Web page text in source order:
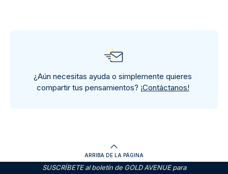
¿Aún necesitas ayuda o simplemente quieres
compartir tus pensamientos? ¡Contáctanos!
ARRIBA DE LA PÁGINA
SUSCRÍBETE al boletín de GOLD AVENUE para